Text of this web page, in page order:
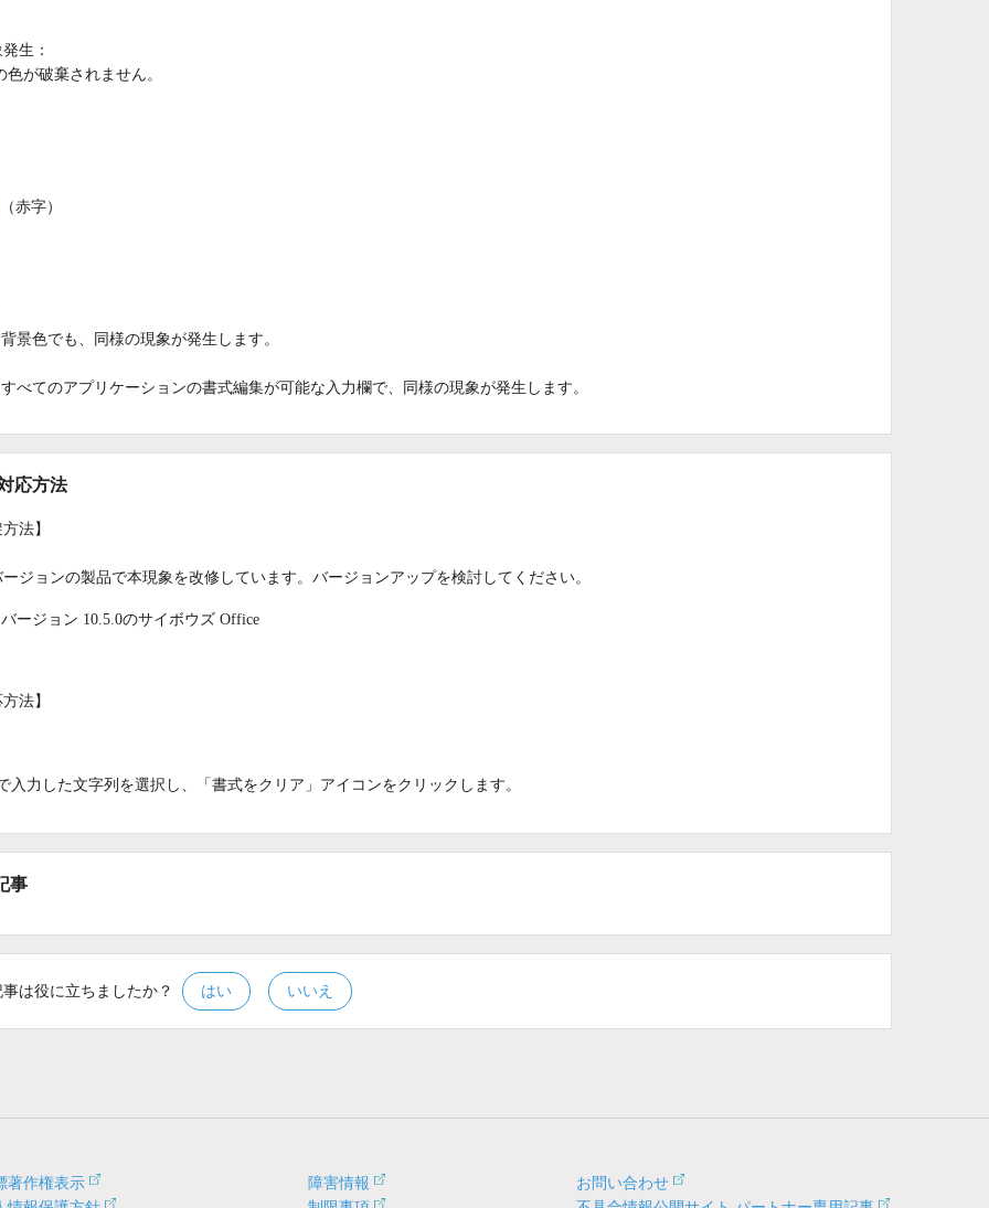
生：
色が破棄されません。
（赤字）
背景色でも、同様の現象が発生します。
すべてのアプリケーションの書式編集が可能な入力欄で、同様の現象が発生します。
応方法
方法】
ージョンの製品で本現象を改修しています。バージョンアップを検討してください。
バージョン 10.5.0のサイボウズ Office
方法】
入力した文字列を選択し、「書式をクリア」アイコンをクリックします。
事
事は役に立ちましたか？ はい いいえ
著作権表示
障害情報
お問い合わせ